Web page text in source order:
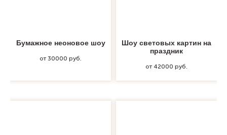
Бумажное неоновое шоу
от 30000 руб.
Шоу световых картин на
праздник
от 42000 руб.